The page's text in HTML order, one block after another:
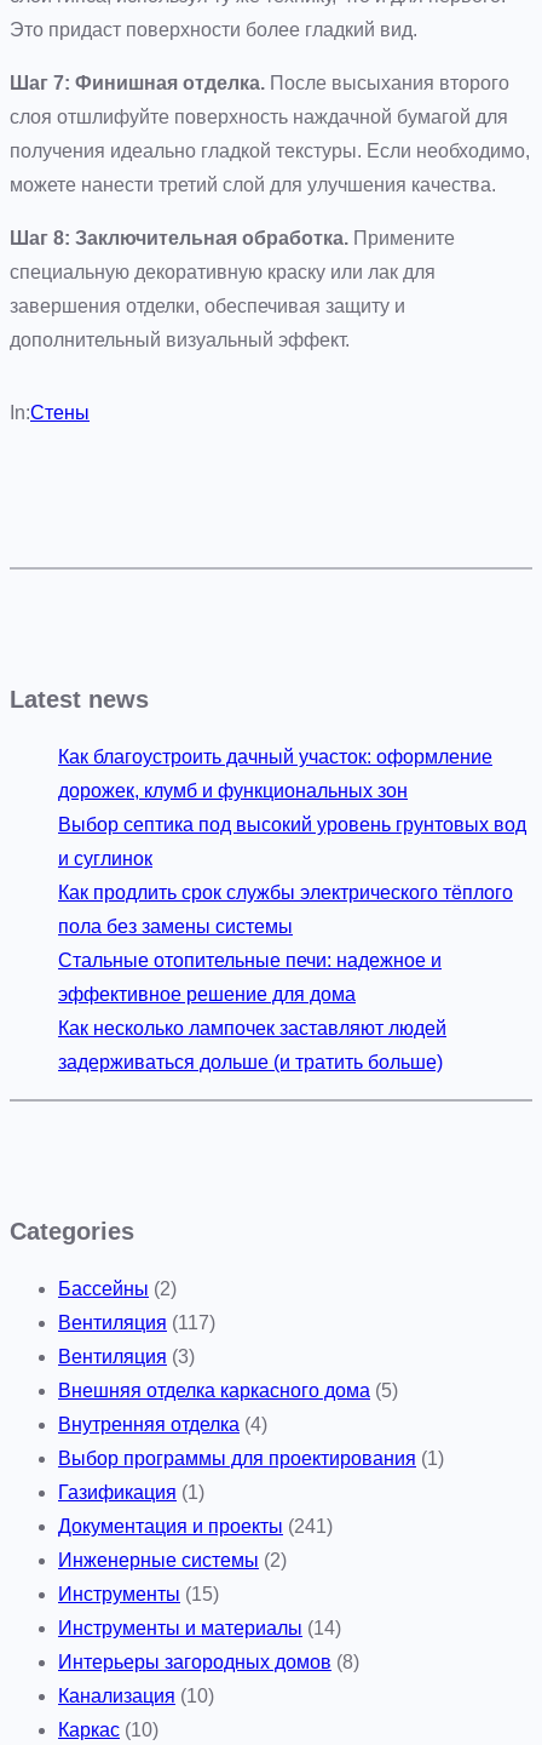
Это придаст поверхности более гладкий вид.
Шаг 7: Финишная отделка. После высыхания второго
слоя отшлифуйте поверхность наждачной бумагой для
получения идеально гладкой текстуры. Если необходимо,
можете нанести третий слой для улучшения качества.
Шаг 8: Заключительная обработка. Примените
специальную декоративную краску или лак для
завершения отделки, обеспечивая защиту и
дополнительный визуальный эффект.
In:Стены
Latest news
Как благоустроить дачный участок: оформление
дорожек, клумб и функциональных зон
Выбор септика под высокий уровень грунтовых вод
и суглинок
Как продлить срок службы электрического тёплого
пола без замены системы
Стальные отопительные печи: надежное и
эффективное решение для дома
Как несколько лампочек заставляют людей
задерживаться дольше (и тратить больше)
Categories
Бассейны (2)
Вентиляция (117)
Вентиляция (3)
Внешняя отделка каркасного дома (5)
Внутренняя отделка (4)
Выбор программы для проектирования (1)
Газификация (1)
Документация и проекты (241)
Инженерные системы (2)
Инструменты (15)
Инструменты и материалы (14)
Интерьеры загородных домов (8)
Канализация (10)
Каркас (10)